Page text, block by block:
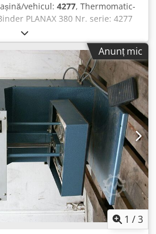
vehicul: 4277, Thermomatic-
PLANAX 380 Nr. serie: 4277
(Fälzel-Thermobinder) Lungime
Grosime maximă bloc: 60 mm
15 min Viteză de legare: până la
online prin Skype-Video
așteptăm cu drag în vizită – mai
imediat – poate fi inspectat
– poate fi testat
Anunț mic
1 /3